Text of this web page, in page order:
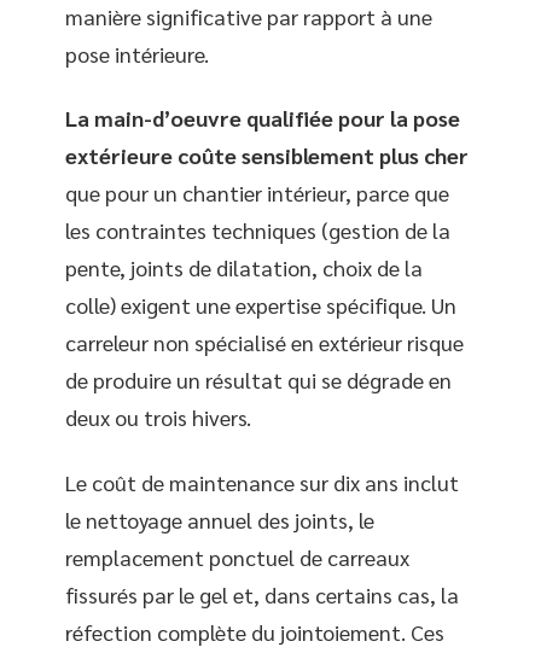
manière significative par rapport à une
pose intérieure.
La main-d’oeuvre qualifiée pour la pose
extérieure coûte sensiblement plus cher
que pour un chantier intérieur, parce que
les contraintes techniques (gestion de la
pente, joints de dilatation, choix de la
colle) exigent une expertise spécifique. Un
carreleur non spécialisé en extérieur risque
de produire un résultat qui se dégrade en
deux ou trois hivers.
Le coût de maintenance sur dix ans inclut
le nettoyage annuel des joints, le
remplacement ponctuel de carreaux
fissurés par le gel et, dans certains cas, la
réfection complète du jointoiement. Ces